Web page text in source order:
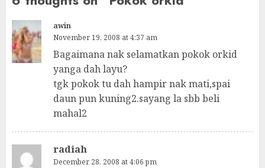
awin
November 19, 2008 at 4:37 am
Bagaimana nak selamatkan pokok orkid
yanga dah layu?
tgk pokok tu dah hampir nak mati,spai
daun pun kuning2.sayang la sbb beli
mahal2
radiah
December 28, 2008 at 4:06 pm